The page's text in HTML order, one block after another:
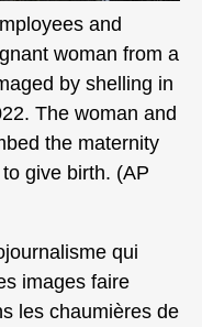
and
woman from a
by shelling in
The woman and
the maternity
give birth. (AP
qui
images faire
les chaumières de